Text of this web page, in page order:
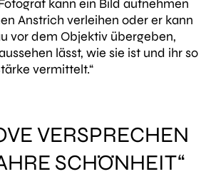
kann ein Bild aufnehmen
Anstrich verleihen oder er kann
vor dem Objektiv übergeben,
lässt, wie sie ist und ihr so
vermittelt.“
VERSPRECHEN
SCHÖNHEIT“